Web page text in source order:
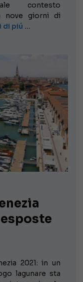
contesto
nove giorni di
di piú …
2021: in un
lagunare sta